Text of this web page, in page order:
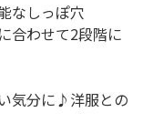
なしっぽ穴
合わせて2段階に
気分に♪洋服との